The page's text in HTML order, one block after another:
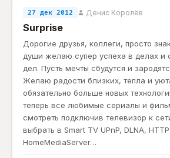
27 дек 2012 Денис Королёв
Surprise
Дорогие друзья, коллеги, просто
души желаю супер успеха в делах и
дел. Пусть мечты сбудутся и
Желаю радости близких, тепла и
обязательно больше новых
теперь все любимые сериалы и
смотреть подключив телевизор к
выбрать в Smart TV UPnP, DLNA,
HomeMediaServer…